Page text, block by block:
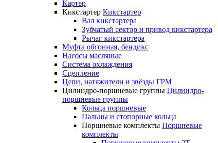
Картер
Кикстартер Кикстартер
Вал кикстартера
Зубчатый сектор и привод кикстартера
Рычаг кикстартера
Муфта обгонная, бендикс
Насосы масляные
Система охлаждения
Сцепление
Цепи, натяжители и звёзды ГРМ
Цилиндро-поршневые группы Цилиндро-
поршневые группы
Кольца поршневые
Пальцы и стопорные кольца
Поршневые комплекты Поршневые
комплекты